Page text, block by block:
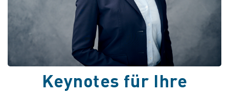
Keynotes für Ihre